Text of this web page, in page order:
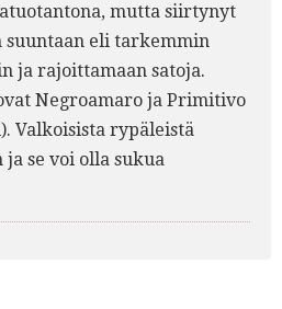
mutta siirtynyt
suuntaan eli tarkemmin
ja rajoittamaan satoja.
Negroamaro ja Primitivo
Valkoisista rypäleistä
se voi olla sukua